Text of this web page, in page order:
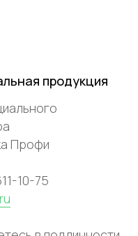
продукция
Профи
10-75